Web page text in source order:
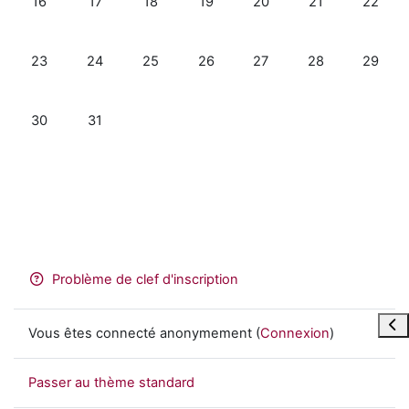
Aucun événement, lundi 23 décembre
23 Aucun événement, mardi 24 décembre
24 Aucun événement, mercredi 25 décembre
25 Aucun événement, jeudi 26
26 Aucun événement,
27 Aucun
28 Aucun
29
Aucun événement, lundi 30 décembre
30 Aucun événement, mardi 31 décembre
31
Problème de clef d'inscription
Vous êtes connecté anonymement (Connexion)
Passer au thème standard